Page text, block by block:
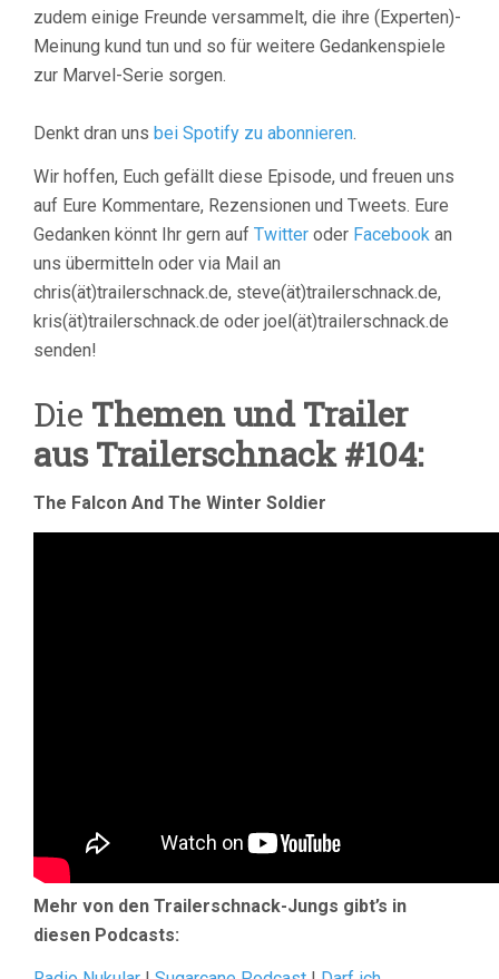
zudem einige Freunde versammelt, die ihre (Experten)-
Meinung kund tun und so für weitere Gedankenspiele
zur Marvel-Serie sorgen.
Denkt dran uns bei Spotify zu abonnieren.
Wir hoffen, Euch gefällt diese Episode, und freuen uns
auf Eure Kommentare, Rezensionen und Tweets. Eure
Gedanken könnt Ihr gern auf Twitter oder Facebook an
uns übermitteln oder via Mail an
chris(ät)trailerschnack.de, steve(ät)trailerschnack.de,
kris(ät)trailerschnack.de oder joel(ät)trailerschnack.de
senden!
Die Themen und Trailer
aus Trailerschnack #104:
The Falcon And The Winter Soldier
Mehr von den Trailerschnack-Jungs gibt’s in
diesen Podcasts: